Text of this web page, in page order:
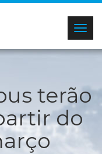
terão
do